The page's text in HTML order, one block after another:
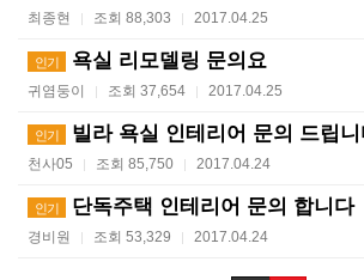
최종현 | 조회 88,303 | 2017.04.25
인기 욕실 리모델링 문의요
귀염둥이 | 조회 37,654 | 2017.04.25
인기 빌라 욕실 인테리어 문의 드립
천사05 | 조회 85,750 | 2017.04.24
인기 단독주택 인테리어 문의 합니다
경비원 | 조회 53,329 | 2017.04.24